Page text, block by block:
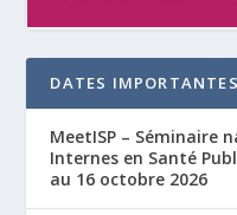
DATES IMPORTANTES
MeetISP – Séminaire
Internes en Santé
au 16 octobre 2026